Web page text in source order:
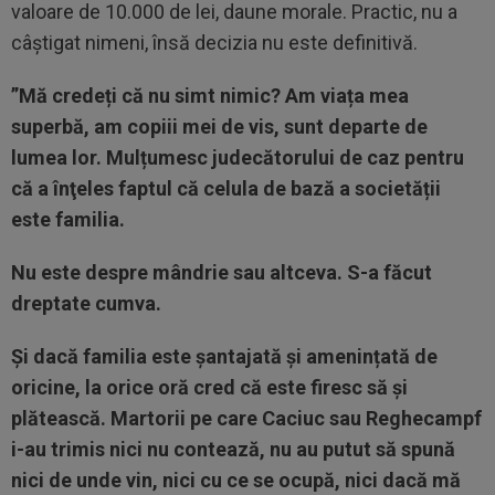
valoare de 10.000 de lei, daune morale. Practic, nu a
câștigat nimeni, însă decizia nu este definitivă.
”Mă credeți că nu simt nimic? Am viața mea
superbă, am copiii mei de vis, sunt departe de
lumea lor. Mulțumesc judecătorului de caz pentru
că a înţeles faptul că celula de bază a societății
este familia.
Nu este despre mândrie sau altceva. S-a făcut
dreptate cumva.
Și dacă familia este șantajată și amenințată de
oricine, la orice oră cred că este firesc să și
plătească. Martorii pe care Caciuc sau Reghecampf
i-au trimis nici nu contează, nu au putut să spună
nici de unde vin, nici cu ce se ocupă, nici dacă mă